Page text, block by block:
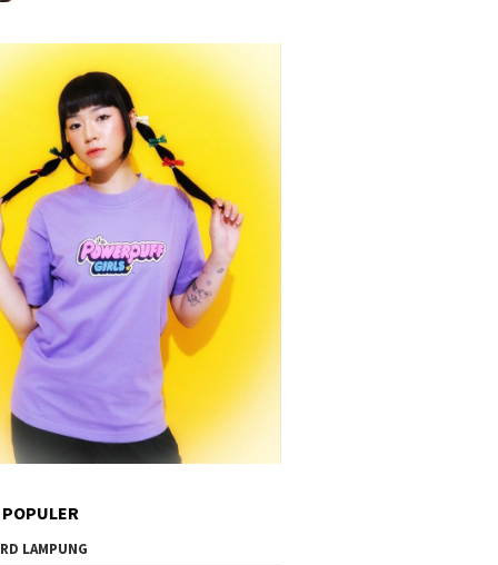
LAMPUNG